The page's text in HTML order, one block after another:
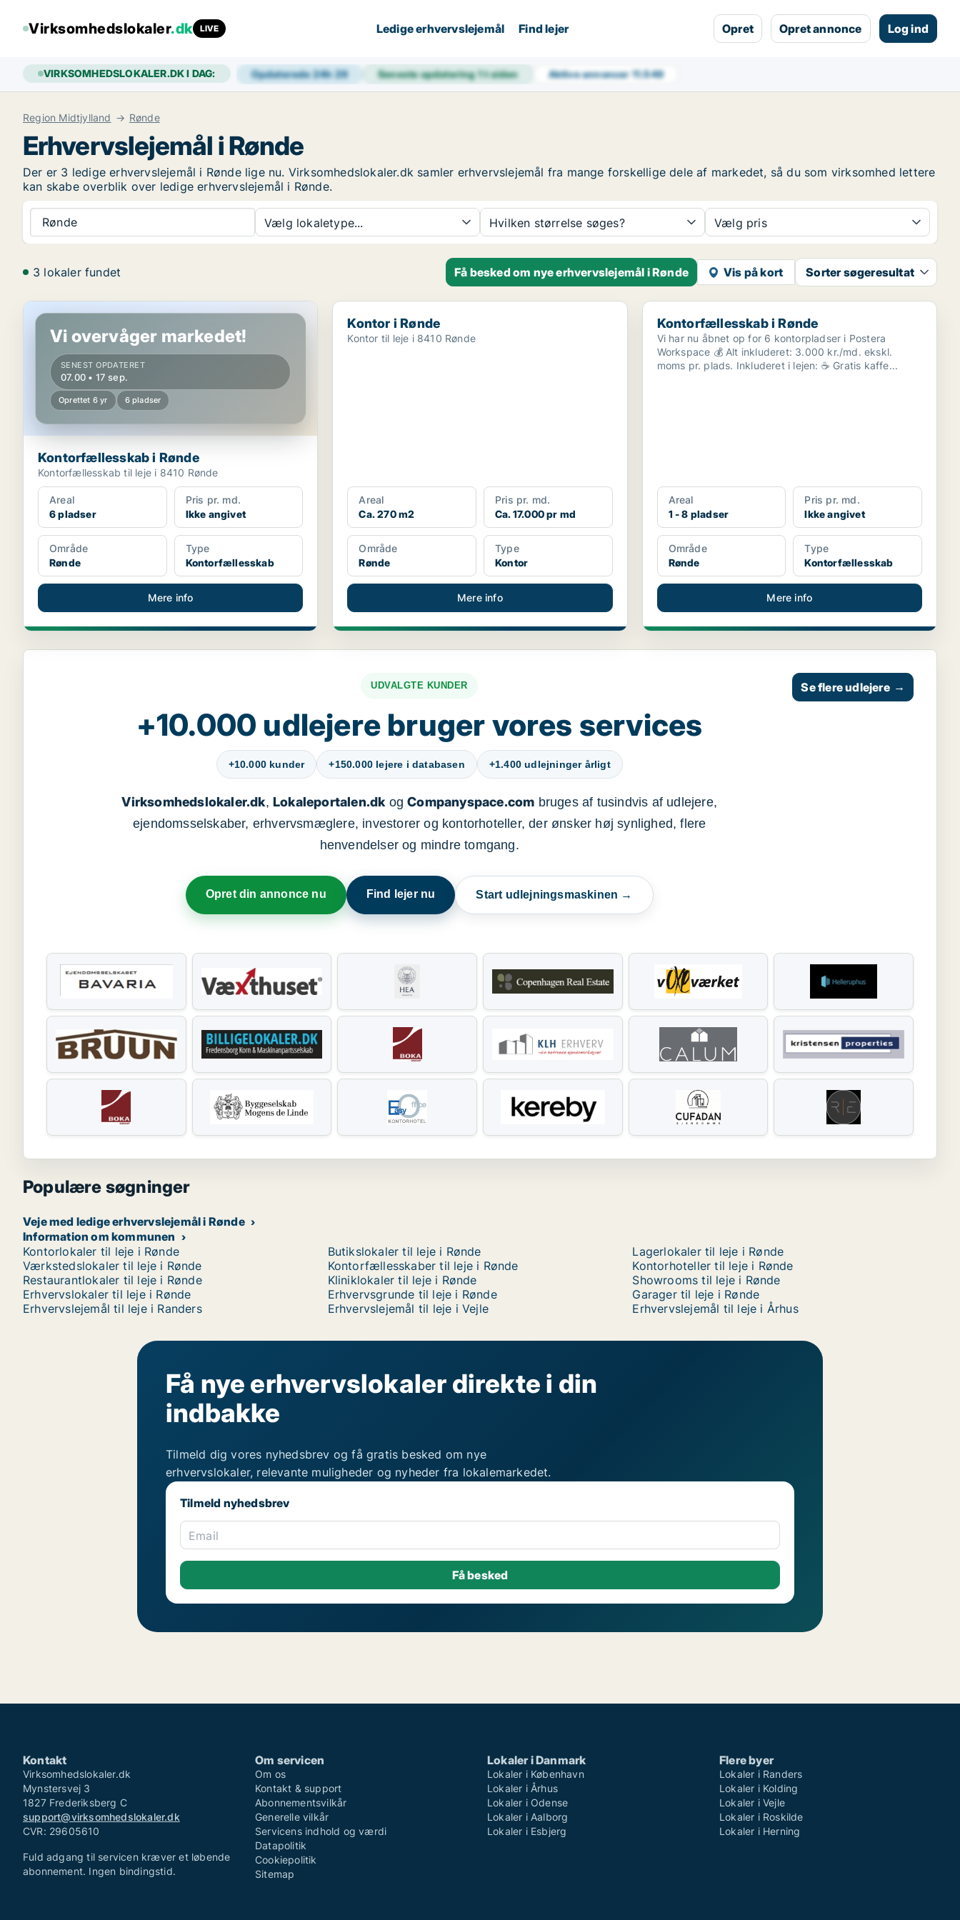
Virksomhedslokaler.dk LIVE Ledige erhvervslejemål Find lejer Opret Opret annonce Log ind
VIRKSOMHEDSLOKALER.DK I DAG: Opdaterede 24h29 Seneste opdatering1 t siden Aktive annoncer11.549
Region Midtjylland Rønde
Erhvervslejemål i Rønde
Der er 3 ledige erhvervslejemål i Rønde lige nu. Virksomhedslokaler.dk samler erhvervslejemål fra mange forskellige dele af markedet, så du som virksomhed lettere
kan skabe overblik over ledige erhvervslejemål i Rønde.
Rønde Vælg lokaletype... Hvilken størrelse søges? Vælg pris
3 lokaler fundet Få besked om nye erhvervslejemål i Rønde Vis på kort Sorter søgeresultat
Kontorfællesskab i Rønde
Vi overvåger markedet!
SENEST OPDATERET
07.00 • 17 sep.
Oprettet 6 yr 6 pladser
Kontorfællesskab i Rønde
Kontorfællesskab til leje i 8410 Rønde
Areal
6 pladser
Pris pr. md.
Ikke angivet
Område
Rønde
Type
Kontorfællesskab
Mere info
Kontor i Rønde
Kontor i Rønde
Kontor til leje i 8410 Rønde
Areal
Ca. 270 m2
Pris pr. md.
Ca. 17.000 pr md
Område
Rønde
Type
Kontor
Mere info
Kontorfællesskab i Rønde
Kontorfællesskab i Rønde
Vi har nu åbnet op for 6 kontorpladser i Postera
Workspace 💰 Alt inkluderet: 3.000 kr./md. ekskl.
moms pr. plads. Inkluderet i lejen: ☕ Gratis kaffe...
Areal
1 - 8 pladser
Pris pr. md.
Ikke angivet
Område
Rønde
Type
Kontorfællesskab
Mere info
UDVALGTE KUNDER
+10.000 udlejere bruger vores services
+10.000 kunder +150.000 lejere i databasen +1.400 udlejninger årligt
Virksomhedslokaler.dk, Lokaleportalen.dkogCompanyspace.com bruges af tusindvis af udlejere,
ejendomsselskaber, erhvervsmæglere, investorer og kontorhoteller, der ønsker høj synlighed, flere
henvendelser og mindre tomgang.
Opret din annonce nu Find lejer nu Start udlejningsmaskinen →
Se flere udlejere →
Populære søgninger
Veje med ledige erhvervslejemål i Rønde
Information om kommunen
Kontorlokaler til leje i Rønde
Butikslokaler til leje i Rønde
Lagerlokaler til leje i Rønde
Værkstedslokaler til leje i Rønde
Kontorfællesskaber til leje i Rønde
Kontorhoteller til leje i Rønde
Restaurantlokaler til leje i Rønde
Kliniklokaler til leje i Rønde
Showrooms til leje i Rønde
Erhvervslokaler til leje i Rønde
Erhvervsgrunde til leje i Rønde
Garager til leje i Rønde
Erhvervslejemål til leje i Randers
Erhvervslejemål til leje i Vejle Erhvervslejemål til leje i Århus
Få nye erhvervslokaler direkte i din
indbakke
Tilmeld dig vores nyhedsbrev og få gratis besked om nye
erhvervslokaler, relevante muligheder og nyheder fra lokalemarkedet.
Tilmeld nyhedsbrev
Email
Kontakt
Virksomhedslokaler.dk
Mynstersvej 3
1827 Frederiksberg C
support@virksomhedslokaler.dk
CVR: 29605610
Fuld adgang til servicen kræver et løbende
abonnement. Ingen bindingstid.
Om servicen
Om os
Kontakt & support
Abonnementsvilkår
Generelle vilkår
Servicens indhold og værdi
Datapolitik
Cookiepolitik
Sitemap
Lokaler i Danmark
Lokaler i København
Lokaler i Århus
Lokaler i Odense
Lokaler i Aalborg
Lokaler i Esbjerg
Flere byer
Lokaler i Randers
Lokaler i Kolding
Lokaler i Vejle
Lokaler i Roskilde
Lokaler i Herning